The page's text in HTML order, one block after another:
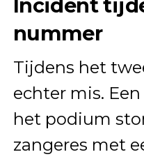
Incident
nummer
Tijdens het
echter mis.
het podium
zangeres met